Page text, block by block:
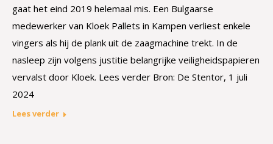
gaat het eind 2019 helemaal mis. Een Bulgaarse
medewerker van Kloek Pallets in Kampen verliest enkele
vingers als hij de plank uit de zaagmachine trekt. In de
nasleep zijn volgens justitie belangrijke veiligheidspapieren
vervalst door Kloek. Lees verder Bron: De Stentor, 1 juli
2024
Lees verder